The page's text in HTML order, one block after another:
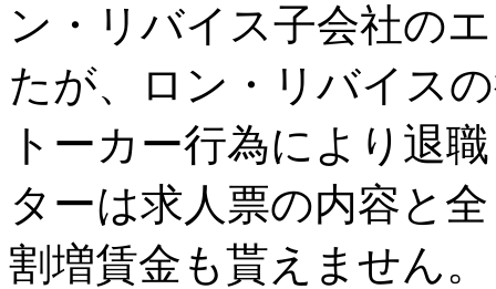
ン・リバイス子会社の
たが、ロン・リバイス
トーカー行為により退
ターは求人票の内容と
割増賃金も貰えません